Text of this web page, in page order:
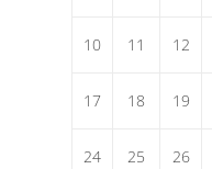
10 11 12
17 18 19
24 25 26